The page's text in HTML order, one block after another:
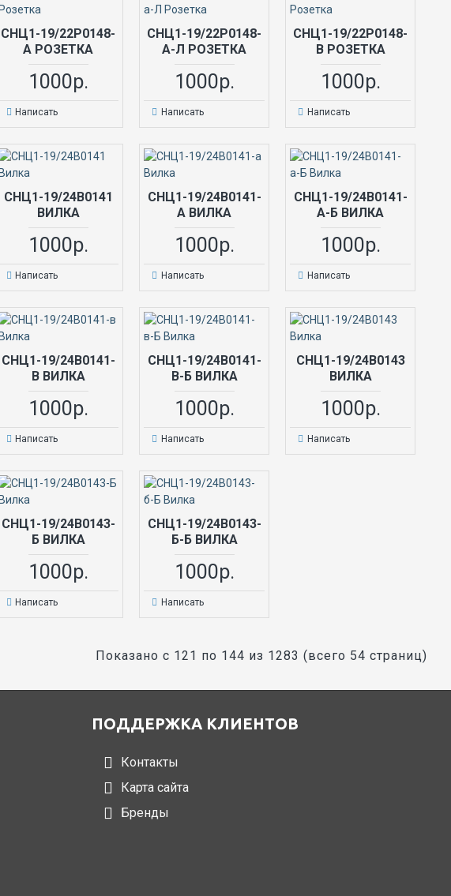
СНЦ1-19/22Р0148-
А РОЗЕТКА
1000р.
Написать
СНЦ1-19/22Р0148-
А-Л РОЗЕТКА
1000р.
Написать
СНЦ1-19/22Р0148-
В РОЗЕТКА
1000р.
Написать
СНЦ1-19/24В0141
ВИЛКА
1000р.
Написать
СНЦ1-19/24В0141-
А ВИЛКА
1000р.
Написать
СНЦ1-19/24В0141-
А-Б ВИЛКА
1000р.
Написать
СНЦ1-19/24В0141-
В ВИЛКА
1000р.
Написать
СНЦ1-19/24В0141-
В-Б ВИЛКА
1000р.
Написать
СНЦ1-19/24В0143
ВИЛКА
1000р.
Написать
СНЦ1-19/24В0143-
Б ВИЛКА
1000р.
Написать
СНЦ1-19/24В0143-
Б-Б ВИЛКА
1000р.
Написать
Показано с 121 по 144 из 1283 (всего 54 страниц)
ПОДДЕРЖКА КЛИЕНТОВ
Контакты
Карта сайта
Бренды